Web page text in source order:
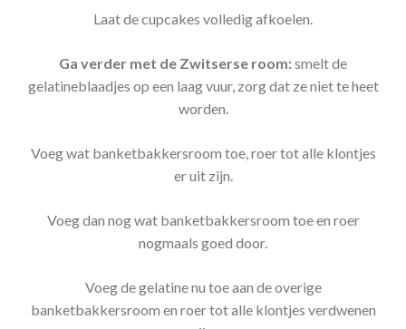
Laat de cupcakes volledig afkoelen.
Ga verder met de Zwitserse room:smelt de
gelatineblaadjes op een laag vuur, zorg dat ze niet te heet
worden.
Voeg wat banketbakkersroom toe, roer tot alle klontjes
er uit zijn.
Voeg dan nog wat banketbakkersroom toe en roer
nogmaals goed door.
Voeg de gelatine nu toe aan de overige
banketbakkersroom en roer tot alle klontjes verdwenen